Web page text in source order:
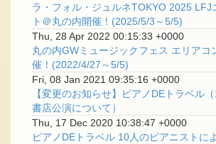
ラ・フォル・ジュルネTOKYO 2025 LFJ
ト＠丸の内開催！(2025/5/3～5/5)
Thu, 28 Apr 2022 00:15:33 +0000
丸の内GWミュージックフェス エリアコ
催！(2022/4/27～5/5)
Fri, 08 Jan 2021 09:35:16 +0000
【変更のお知らせ】ピアノDEトラベル
書店公演について）
Thu, 17 Dec 2020 10:38:47 +0000
ピアノDEトラベル 10人のピアニストに